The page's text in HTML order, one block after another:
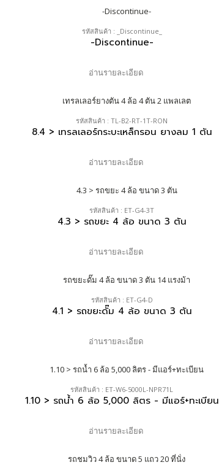
รหัสสินค้า : _Discontinue_
-Discontinue-
อ่านรายละเอียด
รหัสสินค้า : TL-B2-RT-1T-RON
8.4 > เทรลเลอร์กระบะเหล็กรอน ยางลม 1 ตัน
อ่านรายละเอียด
รหัสสินค้า : ET-G4-3T
4.3 > รถขยะ 4 ล้อ ขนาด 3 ตัน
อ่านรายละเอียด
รหัสสินค้า : ET-G4-D
4.1 > รถขยะดั๊ม 4 ล้อ ขนาด 3 ตัน
อ่านรายละเอียด
รหัสสินค้า : ET-W6-5000L-NPR71L
1.10 > รถน้ำ 6 ล้อ 5,000 ลิตร - มีแอร์+ทะเบียน
อ่านรายละเอียด